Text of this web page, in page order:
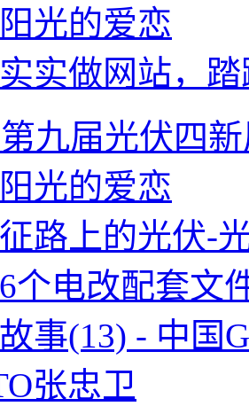
光的爱恋
实做网站，
九届光伏四
光的爱恋
路上的光伏-
个电改配套文
事(13) - 中国
张忠卫